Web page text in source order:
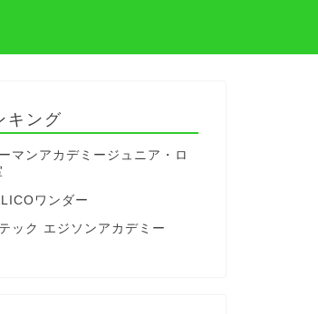
キング
マンアカデミージュニア・ロ
ワンダー
ック エジソンアカデミー